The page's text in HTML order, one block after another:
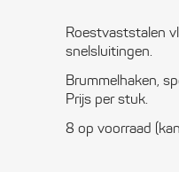
Roestvaststalen
snelsluitingen.
Brummelhaken,
Prijs per stuk.
8 op voorraad